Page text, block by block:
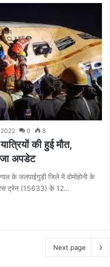
0 8
की हुई मौत,
अपडेट
के जलपाईगुड़ी जिले में दोमोहोनी के
ट्रेन (15633) के 12…
Next page